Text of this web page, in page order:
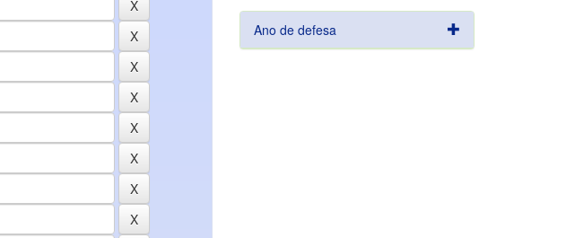
Ano de defesa